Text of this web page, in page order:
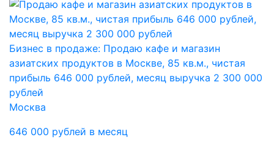
Бизнес в продаже: Продаю кафе и магазин
азиатских продуктов в Москве, 85 кв.м., чистая
прибыль 646 000 рублей, месяц выручка 2 300 000
рублей
Москва
646 000 рублей в месяц